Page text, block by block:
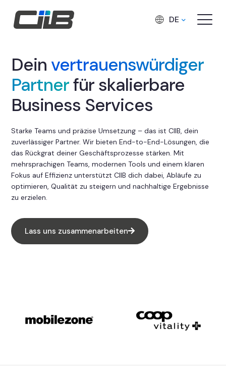
DE
Dein vertrauenswürdiger
Partnerfür skalierbare
Business Services
Starke Teams und präzise Umsetzung – das ist CIIB, dein
zuverlässiger Partner. Wir bieten End-to-End-Lösungen, die
das Rückgrat deiner Geschäftsprozesse stärken. Mit
mehrsprachigen Teams, modernen Tools und einem klaren
Fokus auf Effizienz unterstützt CIIB dich dabei, Abläufe zu
optimieren, Qualität zu steigern und nachhaltige Ergebnisse
zu erzielen.
Lass uns zusammenarbeiten